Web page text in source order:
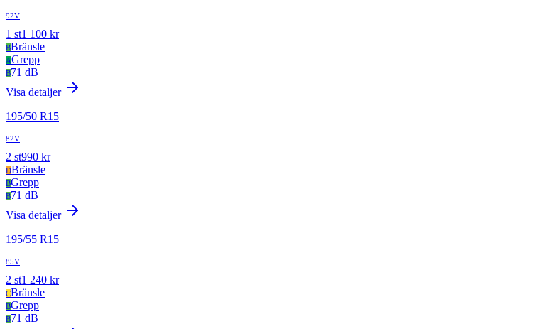
92V
1 st1 100 kr
BBränsle
AGrepp
B71 dB
Visa detaljer
195/50 R15
82V
2 st990 kr
DBränsle
BGrepp
B71 dB
Visa detaljer
195/55 R15
85V
2 st1 240 kr
CBränsle
BGrepp
B71 dB